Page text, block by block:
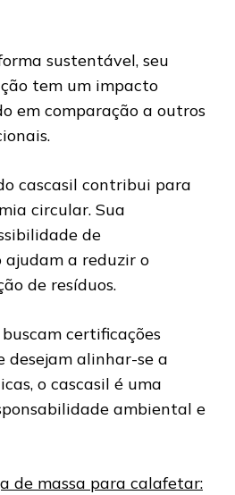
sustentável, seu
tem um impacto
em comparação a outros
cascasil contribui para
circular. Sua
de
a reduzir o
de resíduos.
certificações
desejam alinhar-se a
o cascasil é uma
ambiental e
de massa para calafetar: